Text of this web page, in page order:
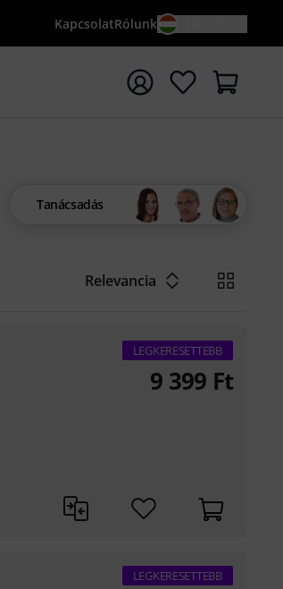
KapcsolatRólunk
keresőszóval
Tanácsadás
Relevancia
LEGKERESETTEBB
9 399 Ft
LEGKERESETTEBB